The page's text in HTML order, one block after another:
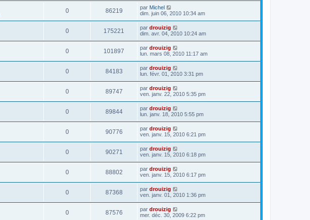
0 86219 par Michel
dim. juin 06, 2010 10:34 am
0 175221 par drouizig
dim. avr. 04, 2010 10:24 am
0 101897 par drouizig
lun. mars 08, 2010 11:17 am
0 84183 par drouizig
lun. févr. 01, 2010 3:31 pm
0 89747 par drouizig
ven. janv. 22, 2010 5:35 pm
0 89844 par drouizig
lun. janv. 18, 2010 5:55 pm
0 90776 par drouizig
ven. janv. 15, 2010 6:21 pm
0 90271 par drouizig
ven. janv. 15, 2010 6:18 pm
0 88802 par drouizig
ven. janv. 15, 2010 6:17 pm
0 87368 par drouizig
ven. janv. 01, 2010 1:36 pm
0 87576 par drouizig
mer. déc. 30, 2009 6:22 pm